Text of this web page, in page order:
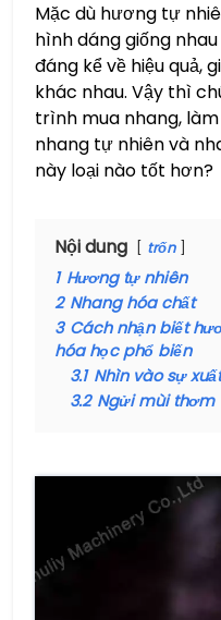
Mặc dù hương tự
hình dáng giống
đáng kể về hiệu quả,
khác nhau. Vậy thì
trình mua nhang,
nhang tự nhiên và
này loại nào tốt hơn?
Nội dung trốn
1 Hương tự nhiên
2 Nhang hóa chất
3 Cách nhận biết
hóa học phổ biến
3.1 Nhìn vào sự
3.2 Ngửi mùi thơm